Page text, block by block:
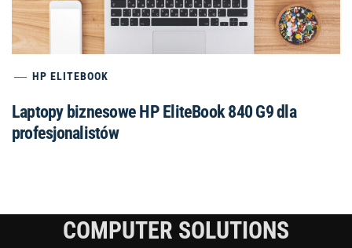
HP ELITEBOOK
Laptopy biznesowe HP EliteBook 840 G9 dla
profesjonalistów
COMPUTER SOLUTIONS